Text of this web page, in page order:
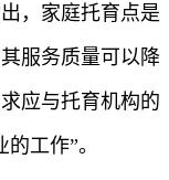
，家庭托育点是
服务质量可以降
应与托育机构的
工作”。